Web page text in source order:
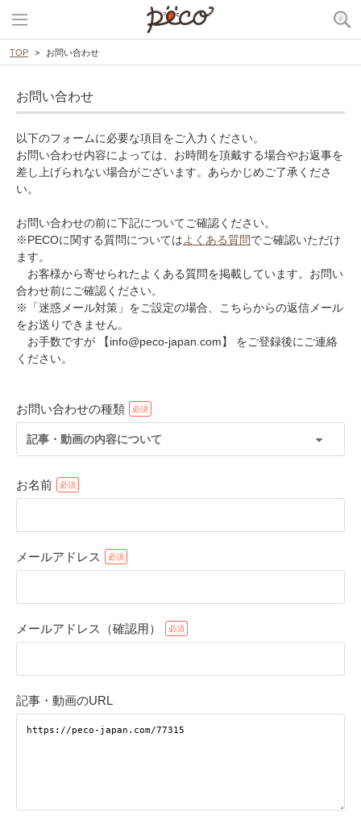
TOP お問い合わせ
お問い合わせ
以下のフォームに必要な項目をご入力ください。
お問い合わせ内容によっては、お時間を頂戴する場合やお返事を
差し上げられない場合がございます。あらかじめご了承くださ
い。
お問い合わせの前に下記についてご確認ください。
※PECOに関する質問についてはよくある質問でご確認いただけ
ます。
お客様から寄せられたよくある質問を掲載しています。お問い
合わせ前にご確認ください。
※「迷惑メール対策」をご設定の場合、こちらからの返信メール
をお送りできません。
お手数ですが 【info@peco-japan.com】 をご登録後にご連絡
ください。
お問い合わせの種類
記事・動画の内容について
お名前
メールアドレス
メールアドレス（確認用）
記事・動画のURL
アプリで開く